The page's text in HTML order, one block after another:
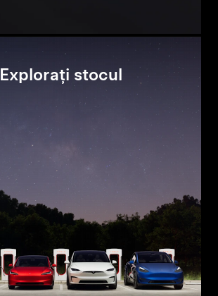
Explorați stocul